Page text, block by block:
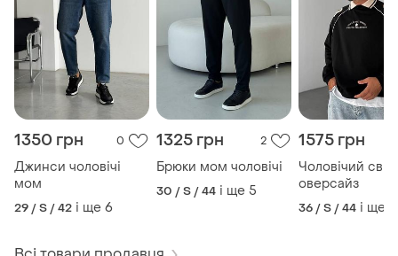
1350 грн 0
Джинси чоловічі
мом
29 / S / 42 і ще 6
1325 грн 2
Брюки мом чоловічі
30 / S / 44 і ще 5
1575 грн
Чоловічий
оверсайз
36 / S / 44 і ще